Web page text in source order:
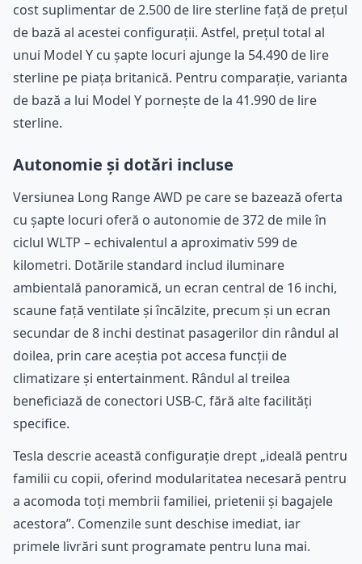
cost suplimentar de 2.500 de lire sterline față de prețul
de bază al acestei configurații. Astfel, prețul total al
unui Model Y cu șapte locuri ajunge la 54.490 de lire
sterline pe piața britanică. Pentru comparație, varianta
de bază a lui Model Y pornește de la 41.990 de lire
sterline.
Autonomie și dotări incluse
Versiunea Long Range AWD pe care se bazează oferta
cu șapte locuri oferă o autonomie de 372 de mile în
ciclul WLTP – echivalentul a aproximativ 599 de
kilometri. Dotările standard includ iluminare
ambientală panoramică, un ecran central de 16 inchi,
scaune față ventilate și încălzite, precum și un ecran
secundar de 8 inchi destinat pasagerilor din rândul al
doilea, prin care aceștia pot accesa funcții de
climatizare și entertainment. Rândul al treilea
beneficiază de conectori USB-C, fără alte facilități
specifice.
Tesla descrie această configurație drept „ideală pentru
familii cu copii, oferind modularitatea necesară pentru
a acomoda toți membrii familiei, prietenii și bagajele
acestora”. Comenzile sunt deschise imediat, iar
primele livrări sunt programate pentru luna mai.